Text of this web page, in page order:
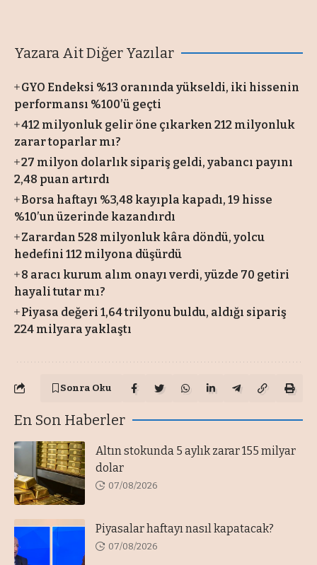
Yazara Ait Diğer Yazılar
GYO Endeksi %13 oranında yükseldi, iki hissenin
performansı %100’ü geçti
412 milyonluk gelir öne çıkarken 212 milyonluk
zarar toparlar mı?
27 milyon dolarlık sipariş geldi, yabancı payını
2,48 puan artırdı
Borsa haftayı %3,48 kayıpla kapadı, 19 hisse
%10’un üzerinde kazandırdı
Zarardan 528 milyonluk kâra döndü, yolcu
hedefini 112 milyona düşürdü
8 aracı kurum alım onayı verdi, yüzde 70 getiri
hayali tutar mı?
Piyasa değeri 1,64 trilyonu buldu, aldığı sipariş
224 milyara yaklaştı
Sonra Oku
En Son Haberler
Altın stokunda 5 aylık zarar 155 milyar
dolar
07/08/2026
Piyasalar haftayı nasıl kapatacak?
07/08/2026